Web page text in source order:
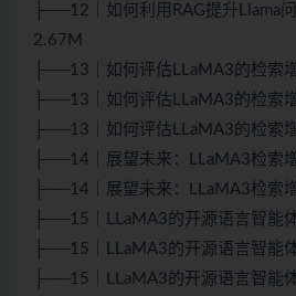
├──12｜如何利用RAG提升Llama
2.67M
├──13｜如何评估LLaMA3的检索
├──13｜如何评估LLaMA3的检索
├──13｜如何评估LLaMA3的检索
├──14｜展望未来：LLaMA3检索
├──14｜展望未来：LLaMA3检索
├──15｜LLaMA3的开源语言智能
├──15｜LLaMA3的开源语言智能
├──15｜LLaMA3的开源语言智能